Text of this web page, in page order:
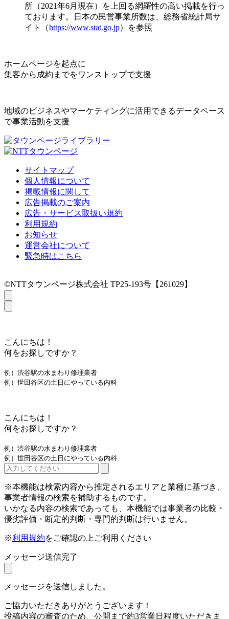
所（2021年6月現在）を上回る網羅性の高い掲載を行っ
ております。日本の民営事業所数は、総務省統計局サ
イト（https://www.stat.go.jp）を参照
ホームページを起点に
集客から成約までをワンストップで支援
地域のビジネスやマーケティングに活用できるデータベース
で事業活動を支援
サイトマップ
個人情報について
掲載情報に関して
広告掲載のご案内
広告・サービス取扱い規約
利用規約
お知らせ
運営会社について
緊急時はこちら
©NTTタウンページ株式会社 TP25-193号【261029】
こんにちは！
何をお探しですか？
例）渋谷駅の水まわり修理業者
例）世田谷区の土日にやっている内科
こんにちは！
何をお探しですか？
例）渋谷駅の水まわり修理業者
例）世田谷区の土日にやっている内科
※本機能は検索内容から推定されるエリアと業種に基づき、
事業者情報の検索を補助するものです。
いかなる内容の検索であっても、本機能では事業者の比較・
優劣評価・断定的判断・専門的判断は行いません。
※利用規約をご確認の上ご利用ください
メッセージ送信完了
メッセージを送信しました。
ご協力いただきありがとうございます！
投稿内容の審査のため、公開まで約3営業日程度いただきま